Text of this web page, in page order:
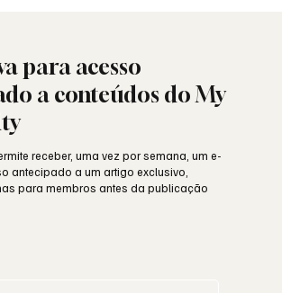
para acesso
a conteúdos do My
receber, uma vez por semana, um e-
antecipado a um artigo exclusivo,
para membros antes da publicação